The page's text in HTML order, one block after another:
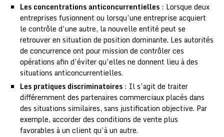
Les concentrations anticoncurrentielles : Lorsque deux
entreprises fusionnent ou lorsqu’une entreprise acquiert
le contrôle d’une autre, la nouvelle entité peut se
retrouver en situation de position dominante. Les autorités
de concurrence ont pour mission de contrôler ces
opérations afin d’éviter qu’elles ne donnent lieu à des
situations anticoncurrentielles.
Les pratiques discriminatoires : Il s’agit de traiter
différemment des partenaires commerciaux placés dans
des situations similaires, sans justification objective. Par
exemple, accorder des conditions de vente plus
favorables à un client qu’à un autre.